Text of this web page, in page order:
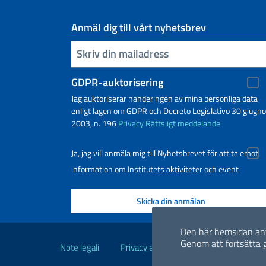
Den här hemsidan
Genom att fortsätta
Anmäl dig till vårt nyhetsbrev
Infoga din e-post
GDPR-auktorisering
Jag auktoriserar handeringen av mina personliga data
enligt lagen om GDPR och Decreto Legislativo 30 giugno
2003, n. 196PrivacyRättsligt meddelande
Ja, jag vill anmäla mig till Nyhetsbrevet för att ta emot
information om Institutets aktiviteter och event
Användbara länkar
Note legali Privacy e cookie policy